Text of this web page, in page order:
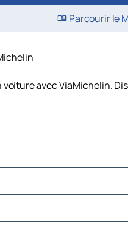
Parcourir le
avec ViaMichelin.